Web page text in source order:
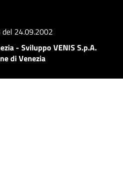
del 24.09.2002
- Sviluppo VENIS S.p.A.
di Venezia